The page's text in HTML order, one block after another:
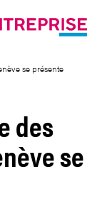
se présente
des
se